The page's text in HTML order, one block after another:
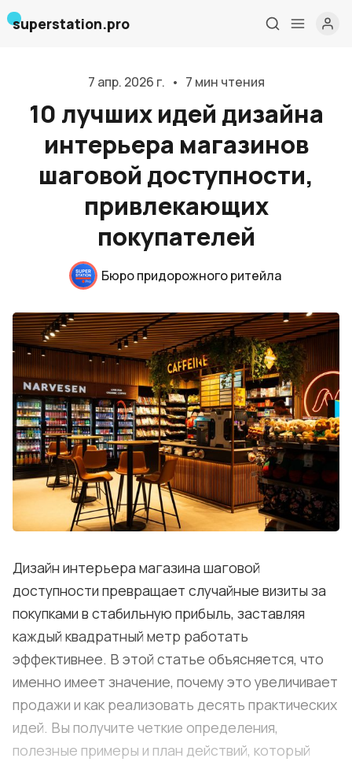
Главная
О нас
Дизайн и проектирование
Консалтинг и обучение
Блог
События
Контакты
Лучшие АЗС мира
Мнения
Видео
Подписка
Политика конфиденциальности и cookie
superstation.pro
7 апр. 2026 г. • 7 мин чтения
10 лучших идей дизайна
интерьера магазинов
шаговой доступности,
привлекающих
покупателей
Бюро придорожного ритейла
Дизайн интерьера магазина шаговой
доступности превращает случайные визиты за
покупками в стабильную прибыль, заставляя
каждый квадратный метр работать
эффективнее. В этой статье объясняется, что
именно имеет значение, почему это увеличивает
продажи и как реализовать десять практических
идей. Вы получите четкие определения,
полезные примеры и план действий, который